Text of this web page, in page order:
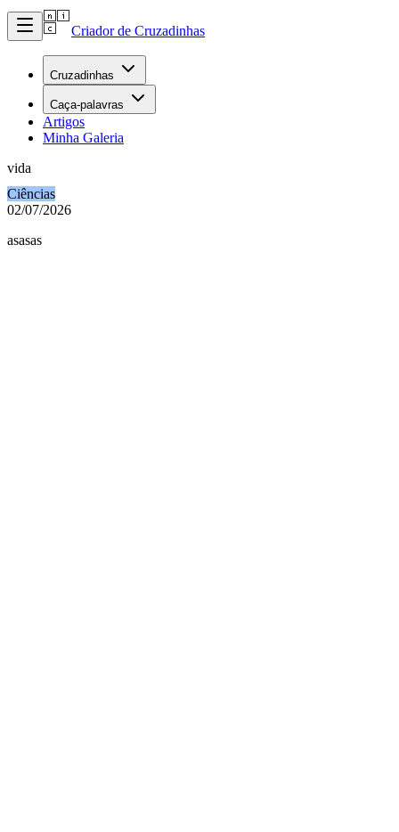
Criador de Cruzadinhas
Cruzadinhas
Caça-palavras
Artigos
Minha Galeria
vida
Ciências
02/07/2026
asasas